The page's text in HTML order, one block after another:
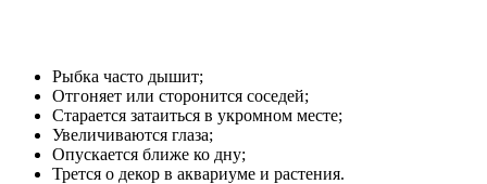
Рыбка часто дышит;
Отгоняет или сторонится соседей;
Старается затаиться в укромном месте;
Увеличиваются глаза;
Опускается ближе ко дну;
Трется о декор в аквариуме и растения.